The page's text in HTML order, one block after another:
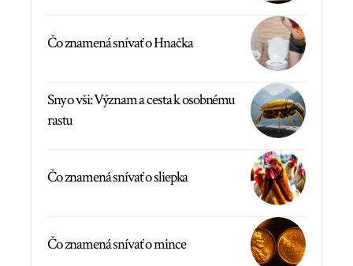
Čo znamená snívať o Hnačka
Sny o vši: Význam a cesta k osobnému
rastu
Čo znamená snívať o sliepka
Čo znamená snívať o mince